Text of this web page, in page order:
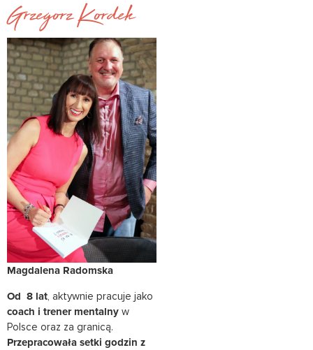
Grzegorz Kordek
Magdalena Radomska
Od 8 lat , aktywnie pracuje jako
coach i trener mentalny w
Polsce oraz za granicą.
Przepracowała setki godzin z